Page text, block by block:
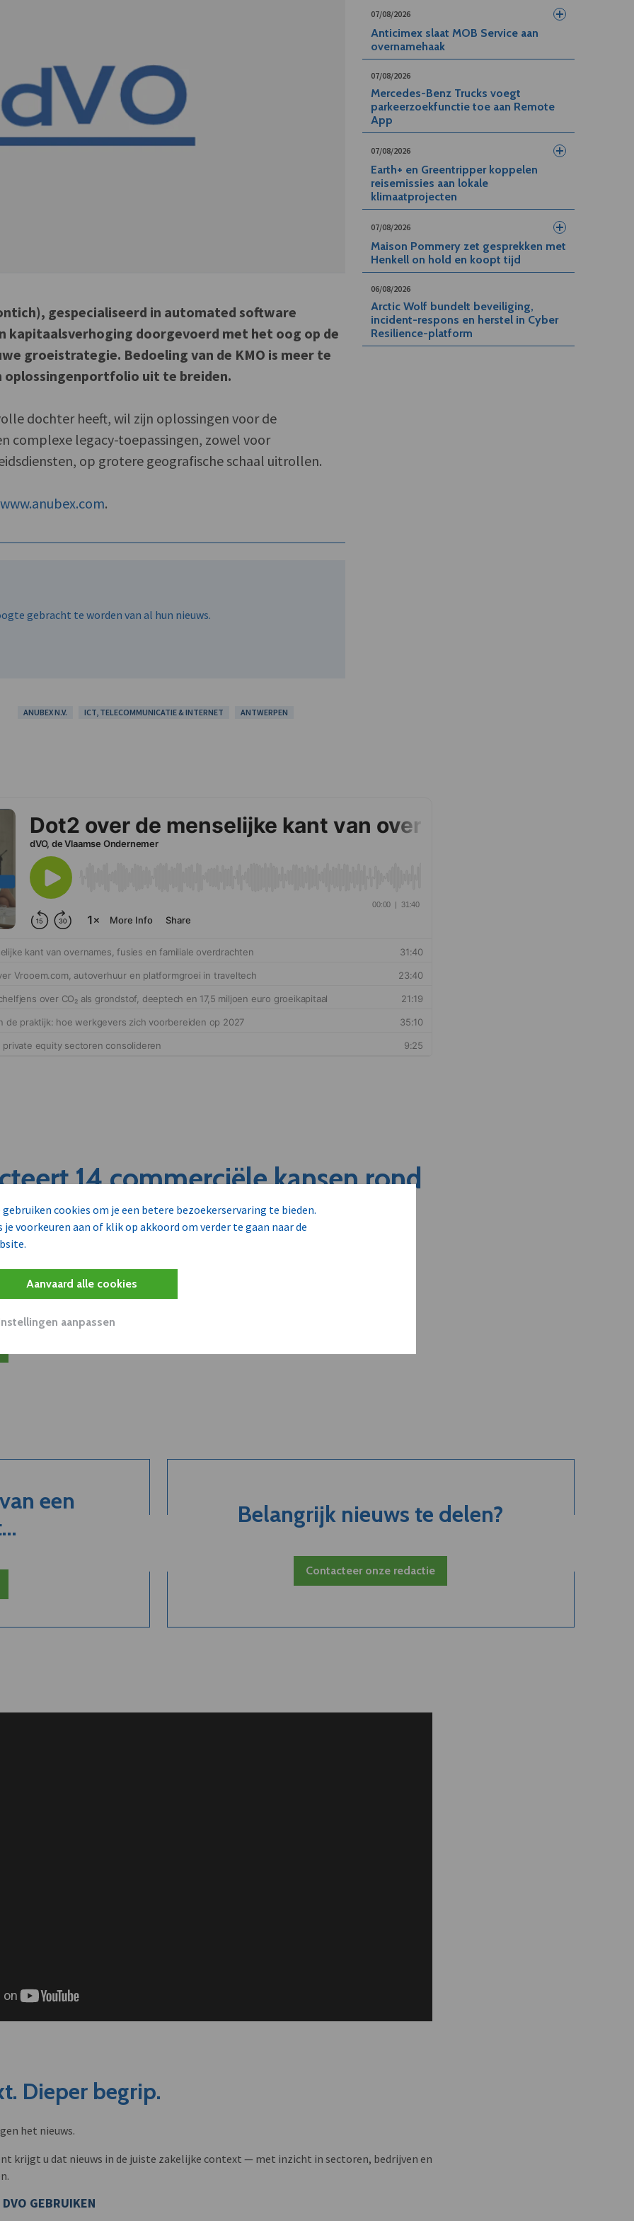
gebruiken cookies om je een betere bezoekerservaring te bieden.
je voorkeuren aan of klik op akkoord om verder te gaan naar de
Aanvaard alle cookies
aanpassen
gespecialiseerd in automated software
kapitaalsverhoging doorgevoerd met het oog op de
groeistrategie. Bedoeling van de KMO is meer te
oplossingenportfolio uit te breiden.
dochter heeft, wil zijn oplossingen voor de
complexe legacy-toepassingen, zowel voor
op grotere geografische schaal uitrollen.
www.anubex.com.
07/08/2026
Anticimex slaat MOB Service aan
overnamehaak
07/08/2026
Mercedes-Benz Trucks voegt
parkeerzoekfunctie toe aan Remote
App
07/08/2026
Earth+ en Greentripper koppelen
reisemissies aan lokale
klimaatprojecten
07/08/2026
Maison Pommery zet gesprekken met
Henkell on hold en koopt tijd
06/08/2026
Arctic Wolf bundelt beveiliging,
incident-respons en herstel in Cyber
Resilience-platform
gebracht te worden van al hun nieuws.
ANUBEX N.V. ICT, TELECOMMUNICATIE & INTERNET ANTWERPEN
14 commerciële kansen rond
aan dit bedrijf verkopen?
klant worden van deze onderneming?
worden mogelijk relevant?
een
Belangrijk nieuws te delen?
Contacteer onze redactie
Dieper begrip.
het nieuws.
krijgt u dat nieuws in de juiste zakelijke context — met inzicht in sectoren, bedrijven en
GEBRUIKEN